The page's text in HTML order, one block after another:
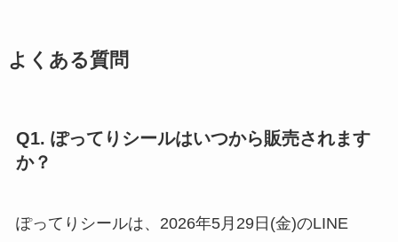
よくある質問
Q1. ぽってりシールはいつから販売されます
か？
ぽってりシールは、2026年5月29日(金)のLINE